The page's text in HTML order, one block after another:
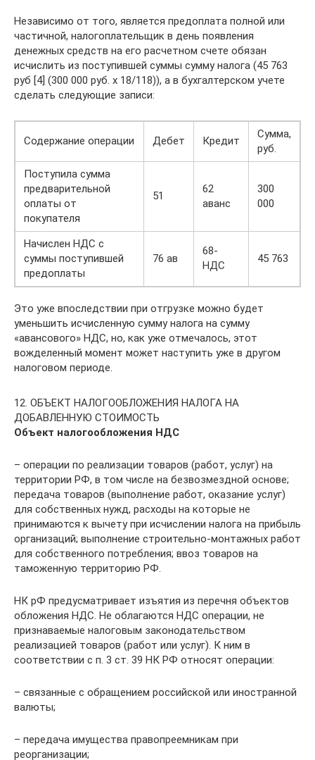
Независимо от того, является предоплата полной или
частичной, налогоплательщик в день появления
денежных средств на его расчетном счете обязан
исчислить из поступившей суммы сумму налога (45 763
руб [4] (300 000 руб. х 18/118)), а в бухгалтерском учете
сделать следующие записи:
Содержание операции Дебет Кредит
Сумма,
руб.
Поступила сумма
предварительной
оплаты от
покупателя
51
62
аванс
300
000
Начислен НДС с
суммы поступившей
предоплаты
76 ав
68-
НДС
45 763
Это уже впоследствии при отгрузке можно будет
уменьшить исчисленную сумму налога на сумму
«авансового» НДС, но, как уже отмечалось, этот
вожделенный момент может наступить уже в другом
налоговом периоде.
12. ОБЪЕКТ НАЛОГООБЛОЖЕНИЯ НАЛОГА НА
ДОБАВЛЕННУЮ СТОИМОСТЬ
Объект налогообложения НДС
– операции по реализации товаров (работ, услуг) на
территории РФ, в том числе на безвозмездной основе;
передача товаров (выполнение работ, оказание услуг)
для собственных нужд, расходы на которые не
принимаются к вычету при исчислении налога на прибыль
организаций; выполнение строительно-монтажных работ
для собственного потребления; ввоз товаров на
таможенную территорию РФ.
НК рФ предусматривает изъятия из перечня объектов
обложения НДС. Не облагаются НДС операции, не
признаваемые налоговым законодательством
реализацией товаров (работ или услуг). К ним в
соответствии с п. 3 ст. 39 НК РФ относят операции:
– связанные с обращением российской или иностранной
валюты;
– передача имущества правопреемникам при
реорганизации;